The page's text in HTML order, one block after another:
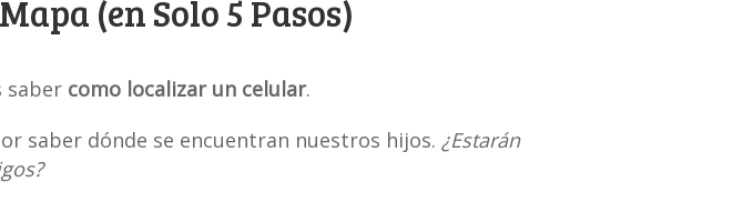
(en Solo 5 Pasos)
saber como localizar un celular.
saber dónde se encuentran nuestros hijos. ¿Estarán